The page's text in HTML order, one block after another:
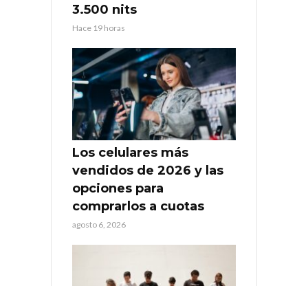
3.500 nits
Hace 19 horas
Los celulares más
vendidos de 2026 y las
opciones para
comprarlos a cuotas
agosto 6, 2026